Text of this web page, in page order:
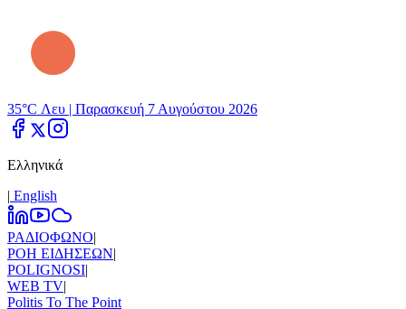
35°C Λευ | Παρασκευή 7 Αυγούστου 2026
Ελληνικά
| Εnglish
ΡΑΔΙΟΦΩΝΟ|
ΡΟΗ ΕΙΔΗΣΕΩΝ|
POLIGNOSI|
WEB TV|
Politis To The Point